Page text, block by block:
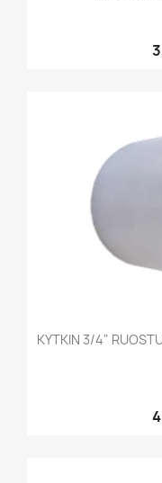
KYTKIN 3/4"